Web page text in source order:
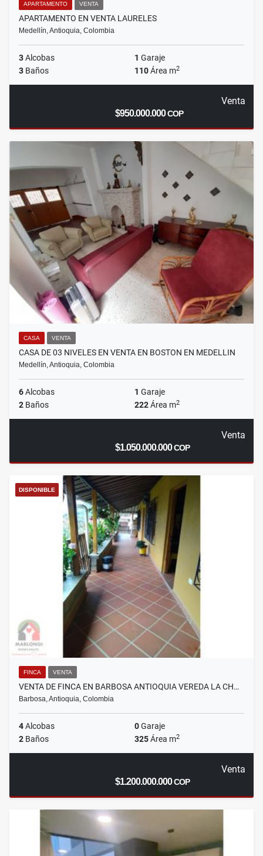
APARTAMENTO VENTA
APARTAMENTO EN VENTA LAURELES
Medellín, Antioquia, Colombia
3Alcobas 1 Garaje
3 Baños 110Área m2
Venta
$950.000.000COP
CASA VENTA
CASA DE 03 NIVELES EN VENTA EN BOSTON EN MEDELLIN
Medellín, Antioquia, Colombia
6Alcobas 1 Garaje
2 Baños 222Área m2
Venta
$1.050.000.000COP
DISPONIBLE
FINCA VENTA
VENTA DE FINCA EN BARBOSA ANTIOQUIA VEREDA LA CH…
Barbosa, Antioquia, Colombia
4Alcobas 0Garaje
2 Baños 325Área m2
Venta
$1.200.000.000COP